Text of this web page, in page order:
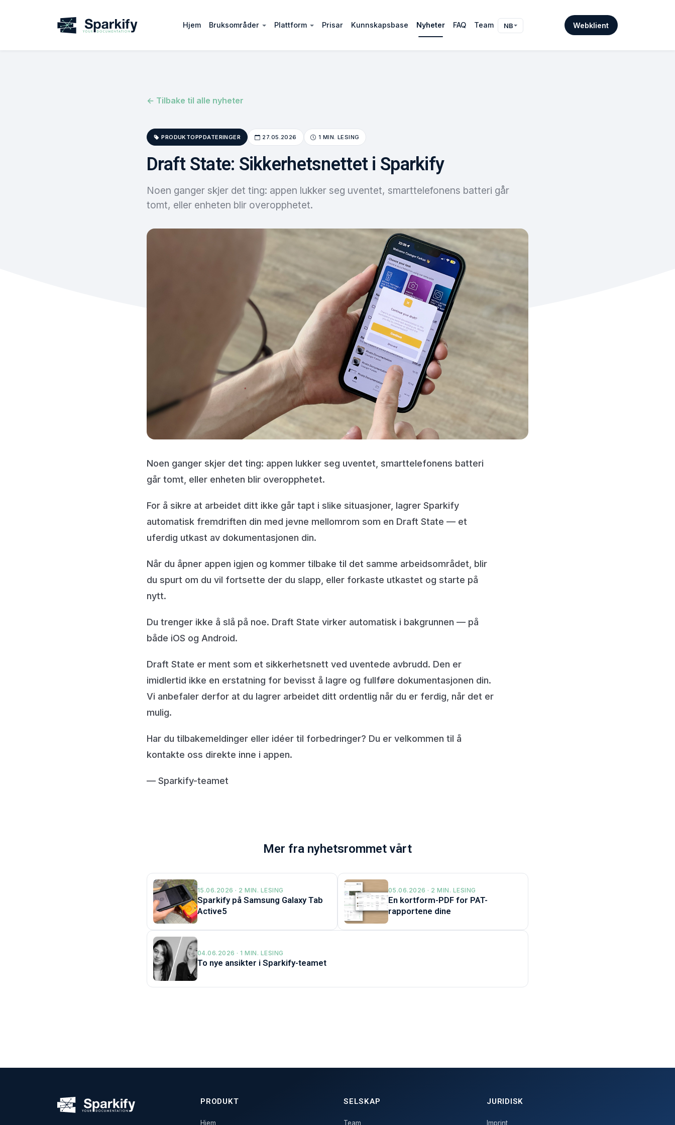
Hjem Bruksområder Plattform Prisar Kunnskapsbase Nyheter FAQ Team NB Webklient
← Tilbake til alle nyheter
PRODUKTOPPDATERINGER 27.05.2026 1 MIN. LESING
Draft State: Sikkerhetsnettet i Sparkify
Noen ganger skjer det ting: appen lukker seg uventet, smarttelefonens batteri går
tomt, eller enheten blir overopphetet.
Noen ganger skjer det ting: appen lukker seg uventet, smarttelefonens batteri
går tomt, eller enheten blir overopphetet.
For å sikre at arbeidet ditt ikke går tapt i slike situasjoner, lagrer Sparkify
automatisk fremdriften din med jevne mellomrom som en Draft State — et
uferdig utkast av dokumentasjonen din.
Når du åpner appen igjen og kommer tilbake til det samme arbeidsområdet, blir
du spurt om du vil fortsette der du slapp, eller forkaste utkastet og starte på
nytt.
Du trenger ikke å slå på noe. Draft State virker automatisk i bakgrunnen — på
både iOS og Android.
Draft State er ment som et sikkerhetsnett ved uventede avbrudd. Den er
imidlertid ikke en erstatning for bevisst å lagre og fullføre dokumentasjonen din.
Vi anbefaler derfor at du lagrer arbeidet ditt ordentlig når du er ferdig, når det er
mulig.
Har du tilbakemeldinger eller idéer til forbedringer? Du er velkommen til å
kontakte oss direkte inne i appen.
— Sparkify-teamet
Mer fra nyhetsrommet vårt
15.06.2026 · 2 MIN. LESING
Sparkify på Samsung Galaxy Tab
Active5
05.06.2026 · 2 MIN. LESING
En kortform-PDF for PAT-
rapportene dine
04.06.2026 · 1 MIN. LESING
To nye ansikter i Sparkify-teamet
PRODUKT
Hjem
SELSKAP
Team
JURIDISK
Imprint